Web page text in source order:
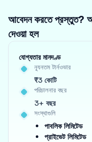
আবেদন করতে প্রস্তুত?
দেওয়া হল
যোগ্যতার মানদণ্ড
ন্যূনতম টার্নওভার
₹3 কোটি
পরিচালনার বছর
3+ বছর
সংস্থাগুলি
পাবলিক লিমিটেড
প্রাইভেট লিমিটেড